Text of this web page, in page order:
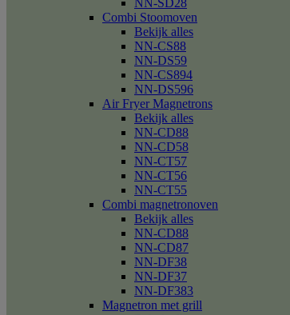
NN-SD28
Combi Stoomoven
Bekijk alles
NN-CS88
NN-DS59
NN-CS894
NN-DS596
Air Fryer Magnetrons
Bekijk alles
NN-CD88
NN-CD58
NN-CT57
NN-CT56
NN-CT55
Combi magnetronoven
Bekijk alles
NN-CD88
NN-CD87
NN-DF38
NN-DF37
NN-DF383
Magnetron met grill